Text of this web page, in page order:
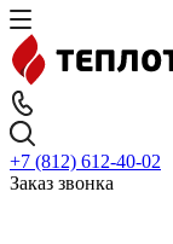
+7 (812) 612-40-02
Заказ звонка